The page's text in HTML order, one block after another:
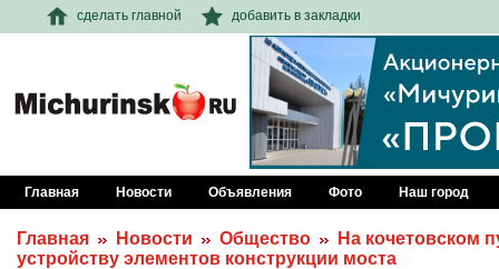
сделать главной добавить в закладки
Главная Новости Объявления Фото Наш город
Главная Новости Общество
На кочетовском
устройству элементов конструкции моста